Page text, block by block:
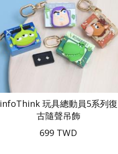
infoThink 玩具總動員5系列復
古隨聲吊飾
699 TWD